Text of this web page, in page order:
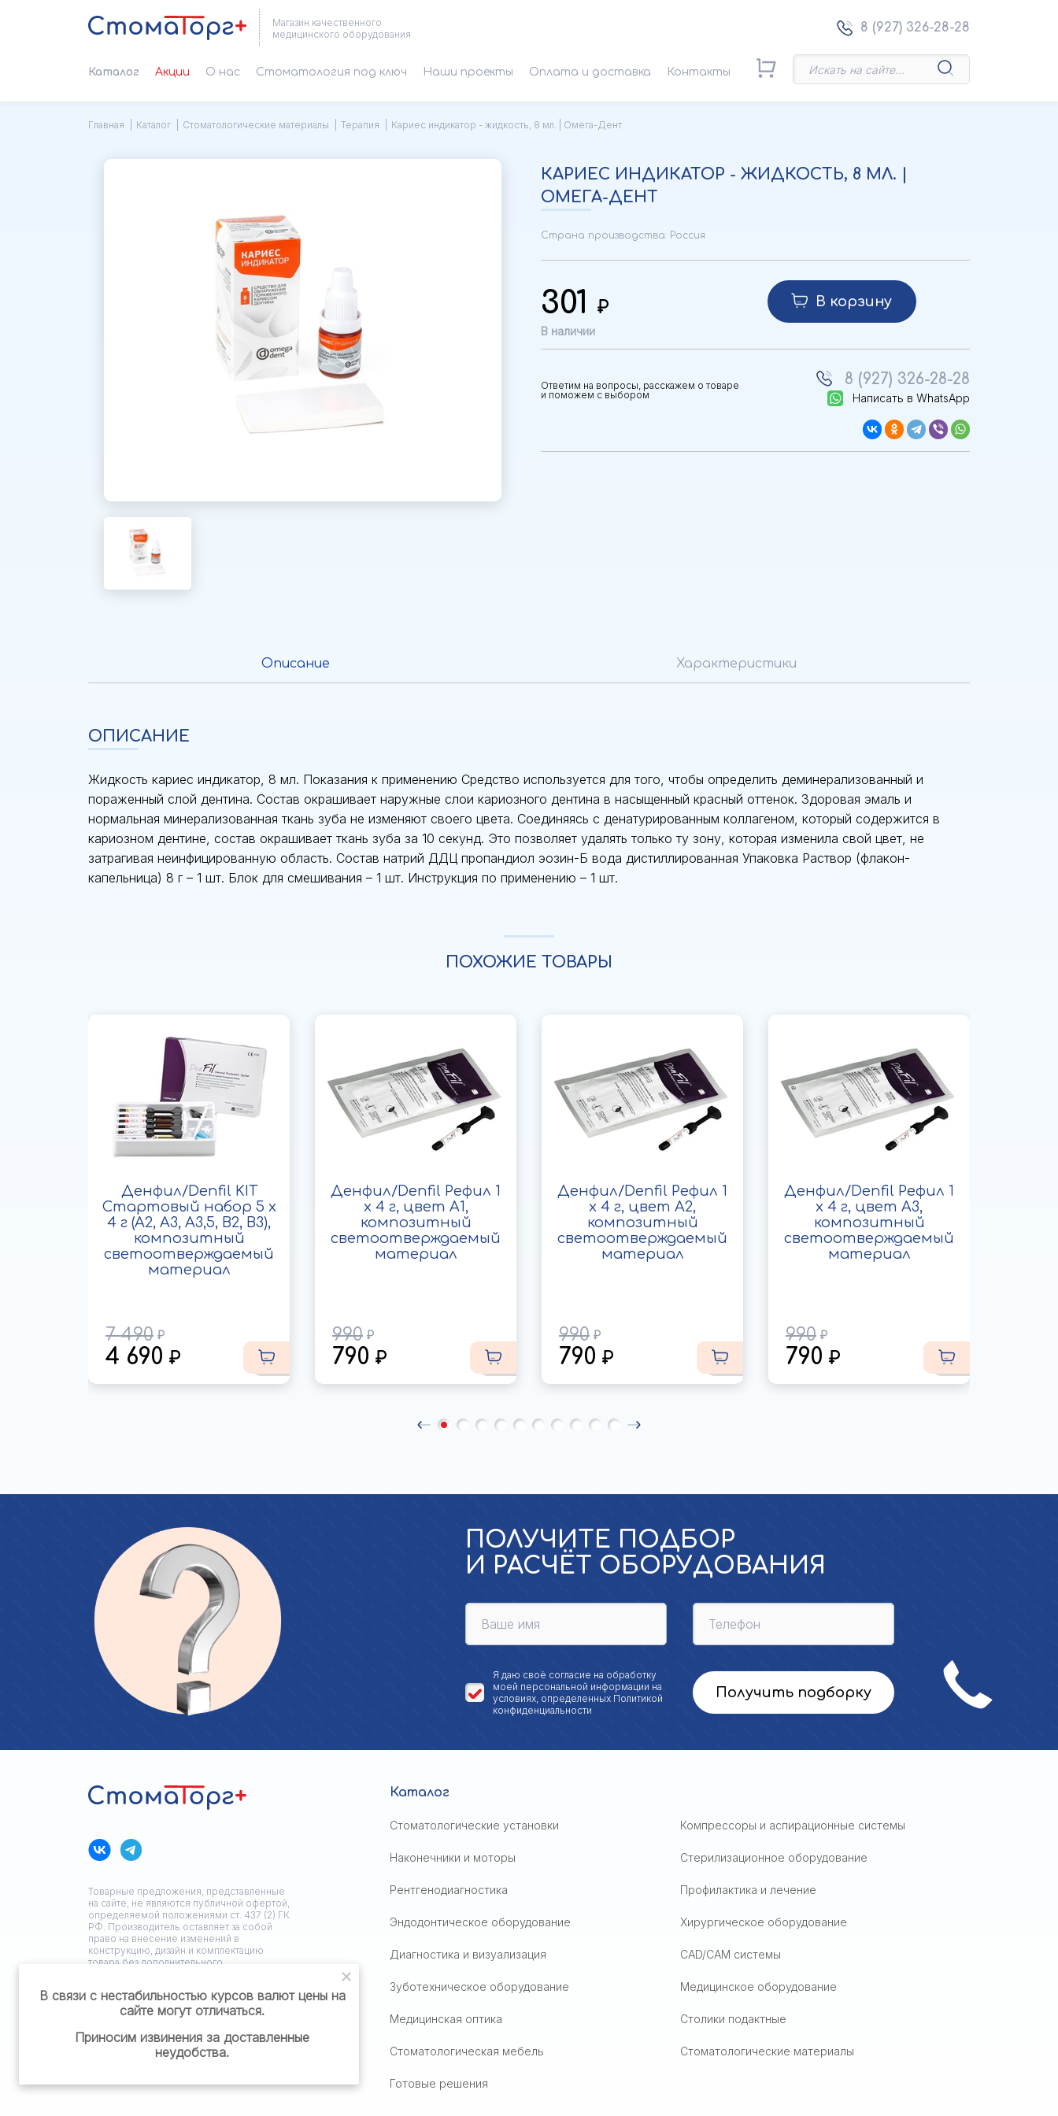
Магазин качественного
медицинского оборудования
8 (927) 326-28-28
Каталог Акции О нас Cтоматология под ключ Наши проекты Оплата и доставка Контакты
Главная Каталог Стоматологические материалы Терапия Кариес индикатор - жидкость, 8 мл. | Омега-Дент
КАРИЕС ИНДИКАТОР - ЖИДКОСТЬ, 8 МЛ. |
ОМЕГА-ДЕНТ
Страна производства: Россия
301
В наличии
В корзину
Ответим на вопросы, расскажем о товаре
и поможем с выбором
8 (927) 326-28-28
Написать в WhatsApp
Описание Характеристики
ОПИСАНИЕ
Жидкость кариес индикатор, 8 мл. Показания к применению Средство используется для того, чтобы определить деминерализованный и
пораженный слой дентина. Состав окрашивает наружные слои кариозного дентина в насыщенный красный оттенок. Здоровая эмаль и
нормальная минерализованная ткань зуба не изменяют своего цвета. Соединяясь с денатурированным коллагеном, который содержится в
кариозном дентине, состав окрашивает ткань зуба за 10 секунд. Это позволяет удалять только ту зону, которая изменила свой цвет, не
затрагивая неинфицированную область. Состав натрий ДДЦ пропандиол эозин-Б вода дистиллированная Упаковка Раствор (флакон-
капельница) 8 г – 1 шт. Блок для смешивания – 1 шт. Инструкция по применению – 1 шт.
ПОХОЖИЕ ТОВАРЫ
Денфил/Denfil KIT
Стартовый набор 5 х
4 г (A2, A3, A3,5, B2, B3),
композитный
светоотверждаемый
материал
7 490
4 690
Денфил/Denfil Рефил 1
x 4 г, цвет A1,
композитный
светоотверждаемый
материал
990
790
Денфил/Denfil Рефил 1
x 4 г, цвет A2,
композитный
светоотверждаемый
материал
990
790
Денфил/Denfil Рефил 1
x 4 г, цвет A3,
композитный
светоотверждаемый
материал
990
790
ПОЛУЧИТЕ ПОДБОР
И РАСЧЁТ ОБОРУДОВАНИЯ
Я даю своё согласие на обработку
моей персональной информации на
условиях, определенных Политикой
конфиденциальности
Получить подборку
Товарные предложения, представленные
на сайте, не являются публичной офертой,
определяемой положениями ст. 437 (2) ГК
РФ. Производитель оставляет за собой
право на внесение изменений в
конструкцию, дизайн и комплектацию
товара без дополнительного
Политика конфиденциальности
Разработка сайта: ЗЕДстудия
Каталог
Стоматологические установки Компрессоры и аспирационные системы
Наконечники и моторы Стерилизационное оборудование
Рентгенодиагностика Профилактика и лечение
Эндодонтическое оборудование Хирургическое оборудование
Диагностика и визуализация CAD/CAM системы
Зуботехническое оборудование Медицинское оборудование
Медицинская оптика Столики подактные
Стоматологическая мебель Стоматологические материалы
Готовые решения
В связи с нестабильностью курсов валют цены на
сайте могут отличаться.
Приносим извинения за доставленные
неудобства.